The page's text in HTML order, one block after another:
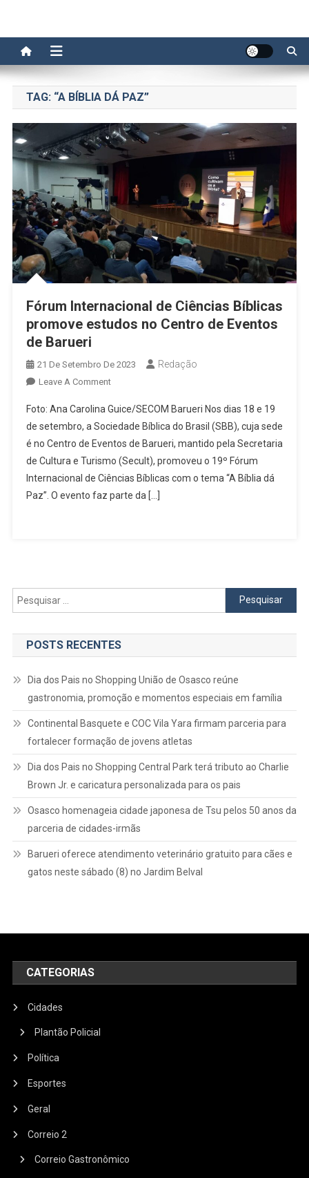
TAG: “A BÍBLIA DÁ PAZ”
Fórum Internacional de Ciências Bíblicas
promove estudos no Centro de Eventos
de Barueri
21 De Setembro De 2023 Redação
Leave A CommentOn
Internacional
De
Ciências
Bíblicas
Promove
Estudos
Barueri
Foto: Ana Carolina Guice/SECOM Barueri Nos dias 18 e 19
de setembro, a Sociedade Bíblica do Brasil (SBB), cuja sede
é no Centro de Eventos de Barueri, mantido pela Secretaria
de Cultura e Turismo (Secult), promoveu o 19º Fórum
Internacional de Ciências Bíblicas com o tema “A Bíblia dá
Paz”. O evento faz parte da […]
Pesquisar
por:
POSTS RECENTES
Dia dos Pais no Shopping União de Osasco reúne
gastronomia, promoção e momentos especiais em família
Continental Basquete e COC Vila Yara firmam parceria para
fortalecer formação de jovens atletas
Dia dos Pais no Shopping Central Park terá tributo ao Charlie
Brown Jr. e caricatura personalizada para os pais
Osasco homenageia cidade japonesa de Tsu pelos 50 anos da
parceria de cidades-irmãs
Barueri oferece atendimento veterinário gratuito para cães e
gatos neste sábado (8) no Jardim Belval
CATEGORIAS
Cidades
Plantão Policial
Política
Esportes
Geral
Correio 2
Correio Gastronômico